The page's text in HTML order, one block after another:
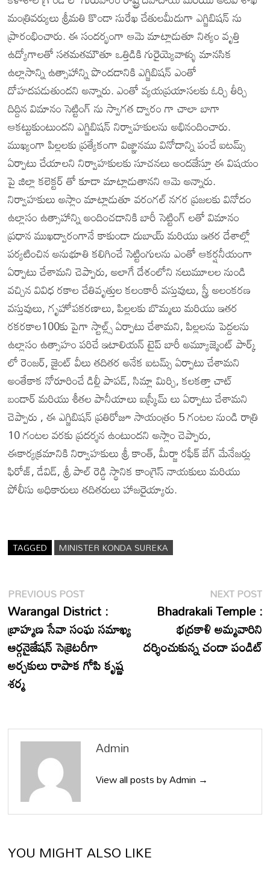
మంత్రివర్యులు శ్రీమతి కొండా సురేఖ చేతులమీదుగా ఎగ్జిబిషన్ ను
ప్రారంభించారు. ఈ సందర్భంగా ఆమె మాట్లాడుతూ నిత్యం వృత్తి
ఉద్యోగాలతో సతమతమౌతూ ఒత్తిడికి గురైయ్యెవాళ్ళు మానసిక
ఉల్లాసాన్ని ఉత్సాహాన్ని పొందడానికి ఎగ్జిబిషన్ ఎంతో
దోహదపడుతుందని అన్నారు. ఎంతో వ్యయప్రయాసలకు ఓర్చి తీర్చి
దిద్దిన విమానం సెట్టింగ్ ను స్వాగత ద్వారం గా చాలా బాగా
ఆకట్టుకుంటుందని ఎగ్జిబిషన్ నిర్వాహకులను అభినందించారు.
ముఖ్యంగా పిల్లలకు ప్రత్యేకంగా విజ్ఞానము వినోదాన్ని పంచే ఐటమ్స్
ఏర్పాటు చేయాలని నిర్వాహకులకు సూచనలు అందజేస్తూ ఈ విషయం
పై జిల్లా కలెక్టర్ తో కూడా మాట్లాడుతానని ఆమె అన్నారు.
నిర్వాహకులు అస్లాం మాట్లాడుతూ వరంగల్ నగర ప్రజలకు వినోదం
ఉల్లాసం ఉత్సాహాన్ని అందించడానికి బారీ సెట్టింగ్ లతో విమానం
ప్రధాన ముఖద్వారంగానే కాకుండా దుబాయ్ మరియు ఇతర దేశాల్లో
పర్యటించిన అనుభూతి కలిగించే సెట్టింగులను ఎంతో ఆకర్షనీయంగా
ఏర్పాటు చేశామని చెప్పారు, అలాగే దేశంలోని నలుమూలల నుండి
వచ్చిన వివిధ రకాల చేతివృత్తుల కలంకారీ వస్తువులు, స్త్రీ అలంకరణ
వస్తువులు, గృహోపకరణాలు, పిల్లలకు బొమ్మలు మరియు ఇతర
రకరకాల100కు పైగా స్టాల్ల్స్ ఏర్పాటు చేశామని, పిల్లలను పెద్దలను
ఉల్లాసం ఉత్సాహం పరిచే ఇటాలియన్ టైప్ బారీ అమ్యూజ్మెంట్ పార్క్
లో రెంజర్, జైంట్ వీలు తదితర అనేక ఐటమ్స్ ఏర్పాటు చేశామని
అంతేకాక నోరూరించే డిల్లీ పాపడ్, సిమ్లా మిర్చి, కలకత్తా చాట్
బండార్ మరియు శీతల పానీయాలు ఐస్క్రీమ్ లు ఏర్పాటు చేశామని
చెప్పారు , ఈ ఎగ్జిబిషన్ ప్రతిరోజూ సాయంత్రం 5 గంటల నుండి రాత్రి
10 గంటల వరకు ప్రదర్శన ఉంటుందని అస్లాం చెప్పారు,
ఈకార్యక్రమానికి నిర్వాహకులు శ్రీ కాంత్, మీర్జా రఫీక్ బేగ్ మేనేజర్లు
ఫిరోజ్, డేవిడ్, శ్రీ పాల్ రెడ్డి స్థానిక కాంగ్రెస్ నాయకులు మరియు
పోలీసు అధికారులు తదితరులు హాజరైయ్యారు.
TAGGED MINISTER KONDA SUREKA
Post
navigation
PREVIOUS POSTPrevious
post:
Warangal District :
బ్రాహ్మణ సేవా సంఘ సమాఖ్య
ఆర్గనైజేషన్ సెక్రెటరీగా
అర్చకులు రాపాక గోపి కృష్ణ
శర్మ
NEXT POST
Bhadrakali Temple :
భద్రకాళి అమ్మవారిని
దర్శించుకున్న చందా పండిట్
Admin
View all posts by Admin →
YOU MIGHT ALSO LIKE